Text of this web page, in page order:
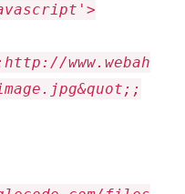
www.webah